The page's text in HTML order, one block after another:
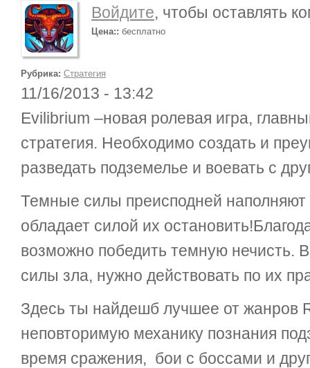
Войдите, чтобы оставлять
Цена:: бесплатно
Рубрика: Стратегия
11/16/2013 - 13:42
Evilibrium –новая ролевая игра,
стратегия. Необходимо создать и
разведать подземелье и воевать с
Темные силы преисподней
обладает силой их
возможно победить темную нечисть.
силы зла, нужно действовать по их
Здесь ты найдешб лучшее от жанров
неповторимую механику познания
время сражения, бои с боссами и